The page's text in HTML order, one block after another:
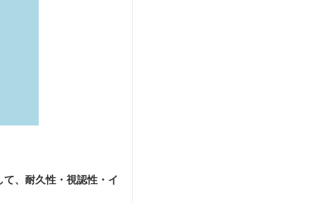
、耐久性・視認性・イ